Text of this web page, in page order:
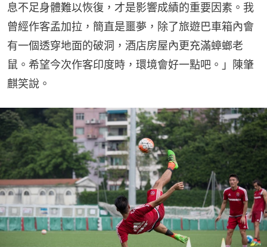
息不足身體難以恢復，才是影響成績的重要因素。我
曾經作客孟加拉，簡直是噩夢，除了旅遊巴車箱內會
有一個透穿地面的破洞，酒店房屋內更充滿蟑螂老
鼠。希望今次作客印度時，環境會好一點吧。」陳肇
麒笑說。